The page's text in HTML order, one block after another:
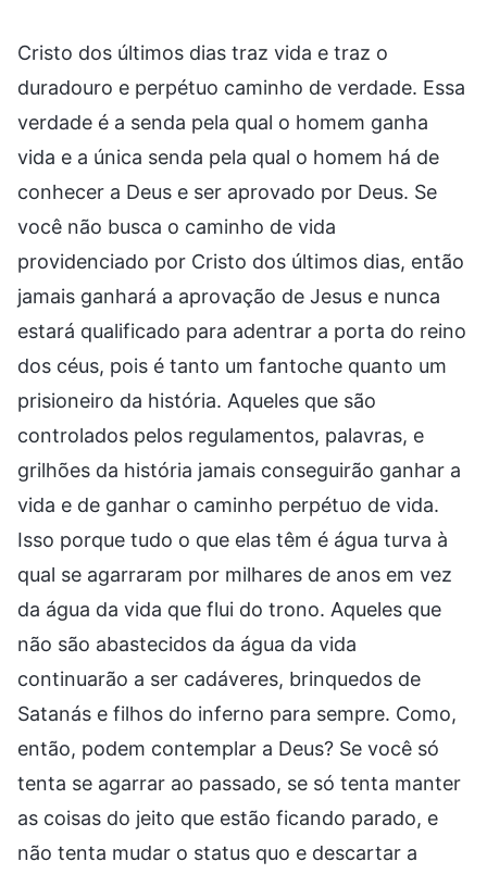
Cristo dos últimos dias traz vida e traz o
duradouro e perpétuo caminho de verdade. Essa
verdade é a senda pela qual o homem ganha
vida e a única senda pela qual o homem há de
conhecer a Deus e ser aprovado por Deus. Se
você não busca o caminho de vida
providenciado por Cristo dos últimos dias, então
jamais ganhará a aprovação de Jesus e nunca
estará qualificado para adentrar a porta do reino
dos céus, pois é tanto um fantoche quanto um
prisioneiro da história. Aqueles que são
controlados pelos regulamentos, palavras, e
grilhões da história jamais conseguirão ganhar a
vida e de ganhar o caminho perpétuo de vida.
Isso porque tudo o que elas têm é água turva à
qual se agarraram por milhares de anos em vez
da água da vida que flui do trono. Aqueles que
não são abastecidos da água da vida
continuarão a ser cadáveres, brinquedos de
Satanás e filhos do inferno para sempre. Como,
então, podem contemplar a Deus? Se você só
tenta se agarrar ao passado, se só tenta manter
as coisas do jeito que estão ficando parado, e
não tenta mudar o status quo e descartar a